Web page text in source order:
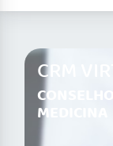
CRM
MEDICINA